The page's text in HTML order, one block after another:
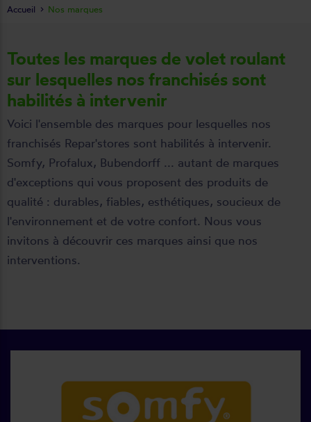
Toutes les marques de volet roulant
sur lesquelles nos franchisés sont
habilités à intervenir
Voici l'ensemble des marques pour lesquelles nos
franchisés Repar'stores sont habilités à intervenir.
Somfy, Profalux, Bubendorff ... autant de marques
d'exceptions qui vous proposent des produits de
qualité : durables, fiables, esthétiques, soucieux de
l'environnement et de votre confort. Nous vous
invitons à découvrir ces marques ainsi que nos
interventions.
Accueil Nos marques